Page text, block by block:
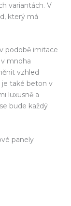
variantách. V
který má
podobě imitace
mnoha
vzhled
je také beton v
luxusně a
bude každý
panely